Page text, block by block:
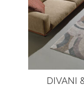
DIVANI